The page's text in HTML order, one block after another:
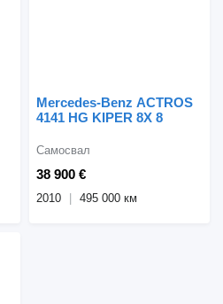
Mercedes-Benz ACTROS
4141 HG KIPER 8X 8
38 900 €
Самосвал
2010 495 000 км